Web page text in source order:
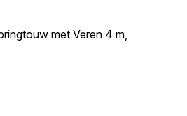
met Veren 4 m,